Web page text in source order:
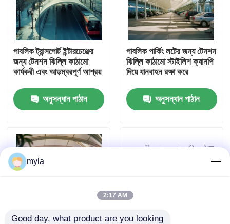
কারখানা ভ্রমণ
মান নিয়ন্ত্রণ
যোগাযোগ করুন
মামলা
স্পেস ফ্রেম ট্রাস
পাবলিক ট্রান্সপোর্ট ইন্টারচেঞ্জের
জন্য টেনশন ঝিল্লি কাঠামো
কার্যকরী এবং আড়ম্বরপূর্ণ আশ্রয়
অনুসন্ধান পাঠান
পাবলিক পার্কিং লটের জন্য টেনশন
ঝিল্লি কাঠামো স্টাইলিশ ক্যানপি
দিয়ে যানবাহন রক্ষা করে
অনুসন্ধান পাঠান
myla
2:17 AM
Good day, what product are you looking